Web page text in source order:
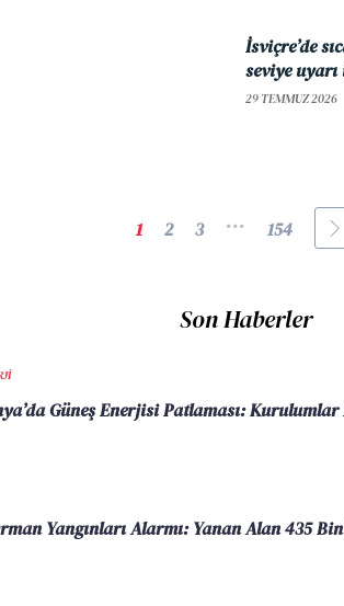
İsviçre’de
seviye
29 TEMMUZ 2026
1 2 3 ... 154
Son Haberler
Güneş Enerjisi Patlaması: Kurulumlar
Yangınları Alarmı: Yanan Alan 435